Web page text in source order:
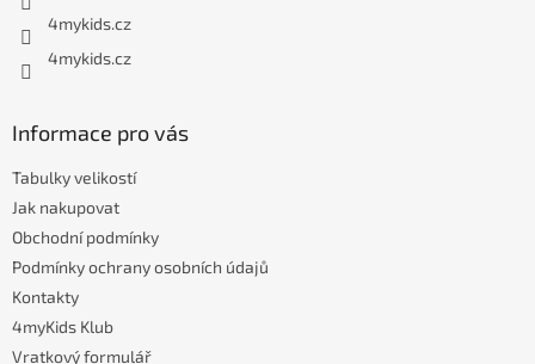
4mykids.cz
4mykids.cz
Informace pro vás
Tabulky velikostí
Jak nakupovat
Obchodní podmínky
Podmínky ochrany osobních údajů
Kontakty
4myKids Klub
Vratkový formulář